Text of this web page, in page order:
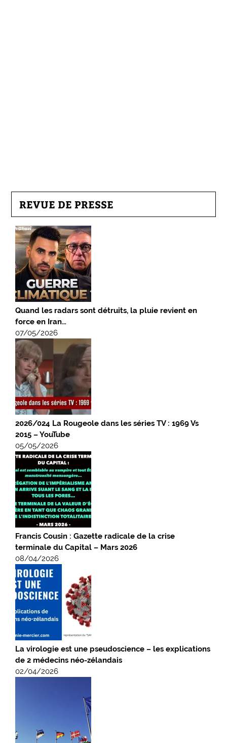
REVUE DE PRESSE
Quand les radars sont détruits, la pluie revient en
force en Iran…
07/05/2026
2026/024 La Rougeole dans les séries TV : 1969 Vs
2015 – YouTube
05/05/2026
Francis Cousin : Gazette radicale de la crise
terminale du Capital – Mars 2026
08/04/2026
La virologie est une pseudoscience – les explications
de 2 médecins néo-zélandais
02/04/2026